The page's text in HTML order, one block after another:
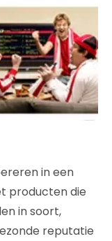
in een
producten die
in soort,
reputatie